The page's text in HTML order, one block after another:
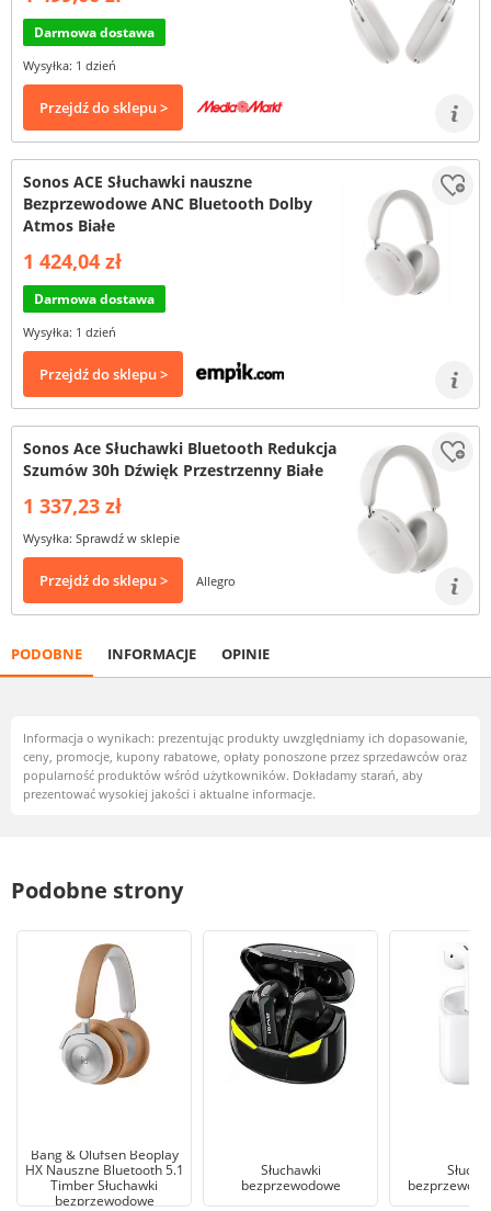
Darmowa dostawa
Wysyłka: 1 dzień
Przejdź do sklepu >
Sonos ACE Słuchawki nauszne
Bezprzewodowe ANC Bluetooth Dolby
Atmos Białe
1 424,04 zł
Darmowa dostawa
Wysyłka: 1 dzień
Przejdź do sklepu >
Sonos Ace Słuchawki Bluetooth Redukcja
Szumów 30h Dźwięk Przestrzenny Białe
1 337,23 zł
Wysyłka: Sprawdź w sklepie
Przejdź do sklepu > Allegro
PODOBNE INFORMACJE OPINIE
Informacja o wynikach: prezentując produkty uwzględniamy ich dopasowanie,
ceny, promocje, kupony rabatowe, opłaty ponoszone przez sprzedawców oraz
popularność produktów wśród użytkowników. Dokładamy starań, aby
prezentować wysokiej jakości i aktualne informacje.
Podobne strony
Bang & Olufsen Beoplay
HX Nauszne Bluetooth 5.1
Timber Słuchawki
bezprzewodowe
Słuchawki
bezprzewodowe